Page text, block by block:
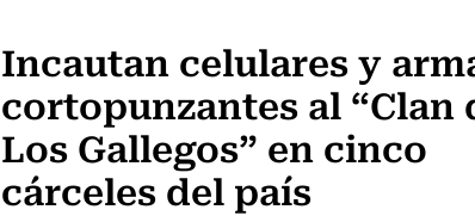
Incautan celulares y
cortopunzantes al “Clan
Los Gallegos” en cinco
cárceles del país